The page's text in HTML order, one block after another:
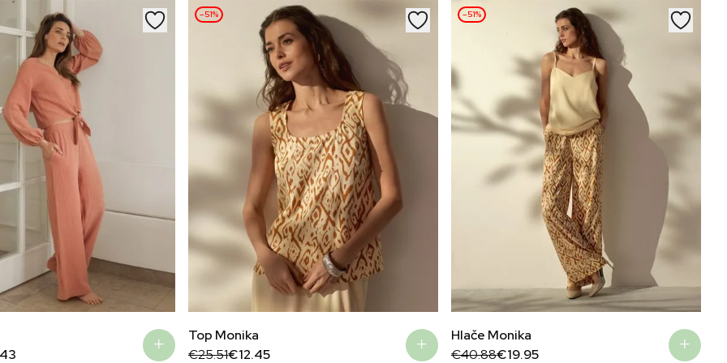
–51%
Top Monika
€25.51
Original
€12.45
Current
–51%
Hlače Monika
€40.88
Original€19.95
Current